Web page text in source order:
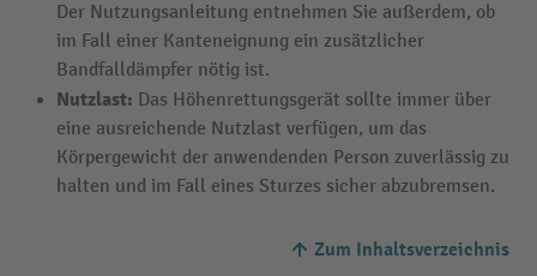
Der Nutzungsanleitung entnehmen Sie außerdem, ob
im Fall einer Kanteneignung ein zusätzlicher
Bandfalldämpfer nötig ist.
Nutzlast: Das Höhenrettungsgerät sollte immer über
eine ausreichende Nutzlast verfügen, um das
Körpergewicht der anwendenden Person zuverlässig zu
halten und im Fall eines Sturzes sicher abzubremsen.
Zum Inhaltsverzeichnis